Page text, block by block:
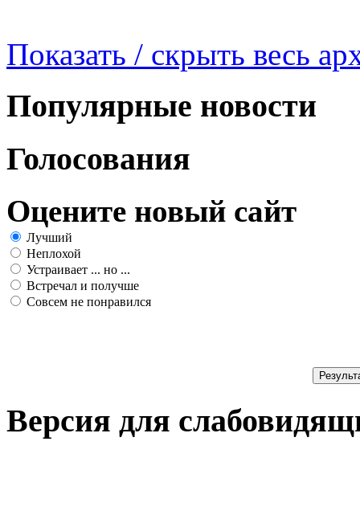
Показать / скрыть весь
Популярные новости
Голосования
Оцените новый сайт
Лучший
Неплохой
Устраивает ... но ...
Встречал и получше
Совсем не понравился
Версия для